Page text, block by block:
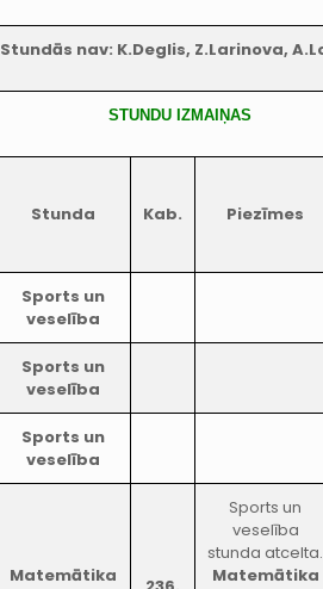
Stundās nav: K.Deglis, Z.Larinova,
STUNDU IZMAIŅAS
Stunda Kab. Piezīmes
Sports un
veselība
Sports un
veselība
Sports un
veselība
Matemātika
Sports un
veselība
stunda atcelta.
Matemātika